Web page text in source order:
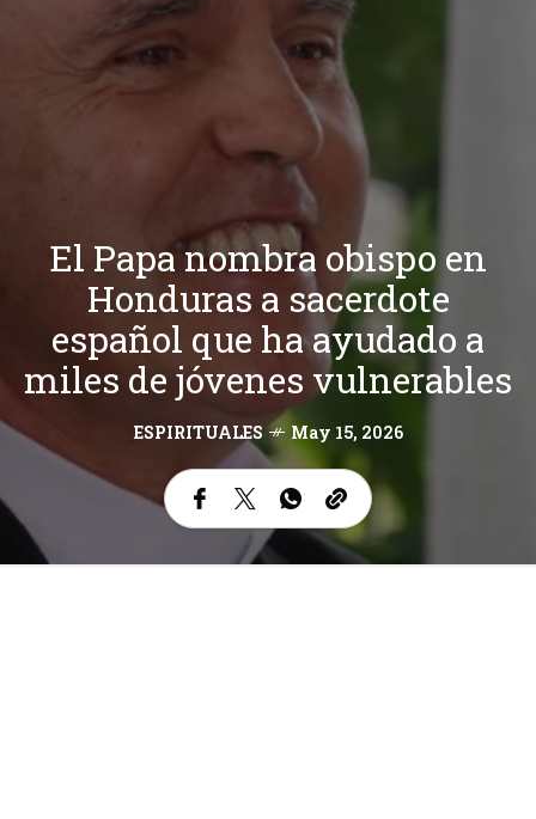
El Papa nombra obispo en
Honduras a sacerdote
español que ha ayudado a
miles de jóvenes vulnerables
ESPIRITUALES May 15, 2026